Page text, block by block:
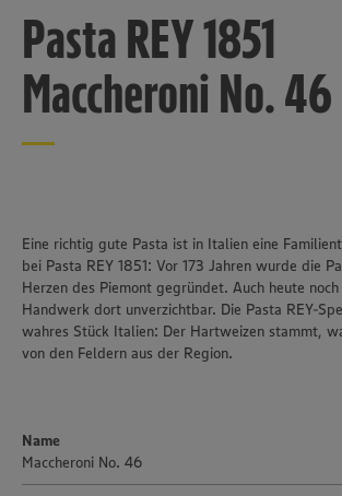
Pasta REY 1851
Maccheroni No. 46
Eine richtig gute Pasta ist in Italien eine
bei Pasta REY 1851: Vor 173 Jahren wurde die
Herzen des Piemont gegründet. Auch heute
Handwerk dort unverzichtbar. Die Pasta REY-
wahres Stück Italien: Der Hartweizen stammt,
von den Feldern aus der Region.
Name
Maccheroni No. 46